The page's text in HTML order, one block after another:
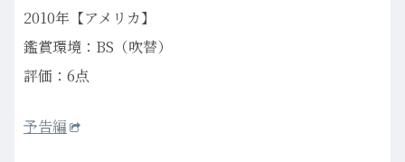
2010年【アメリカ】
鑑賞環境：BS（吹替）
評価：6点
予告編